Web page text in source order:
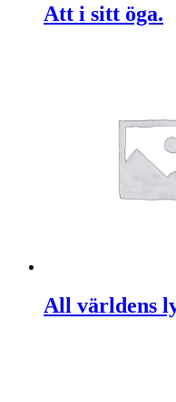
Att i sitt öga.
All världens